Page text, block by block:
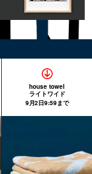
house towel
ライトワイド
9月2日9:59まで